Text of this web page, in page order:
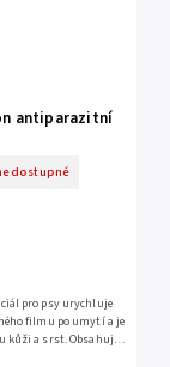
antiparazitní
pro psy urychluje
filmu po umytí a je
kůži a srst. Obsahuje